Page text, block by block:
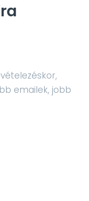
emailek, jobb